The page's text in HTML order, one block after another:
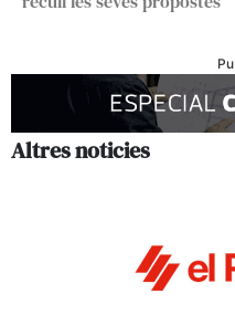
Altres noticies